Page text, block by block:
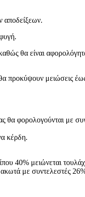
αποδείξεων.
θα είναι
προκύψουν μειώσεις
θα φορολογούνται με
κέρδη.
40% μειώνεται
με συντελεστές